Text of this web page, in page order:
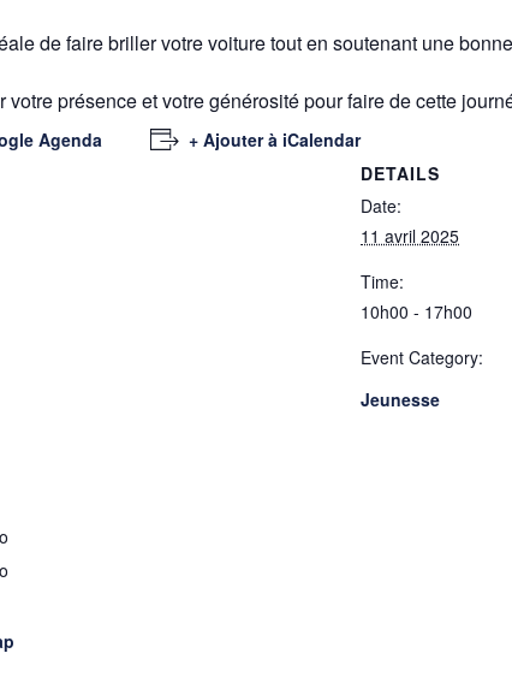
de faire briller votre voiture tout en soutenant une
votre présence et votre générosité pour faire de cette
Agenda
+ Ajouter à iCalendar
DETAILS
Date:
11 avril 2025
Time:
10h00 - 17h00
Event Category:
Jeunesse